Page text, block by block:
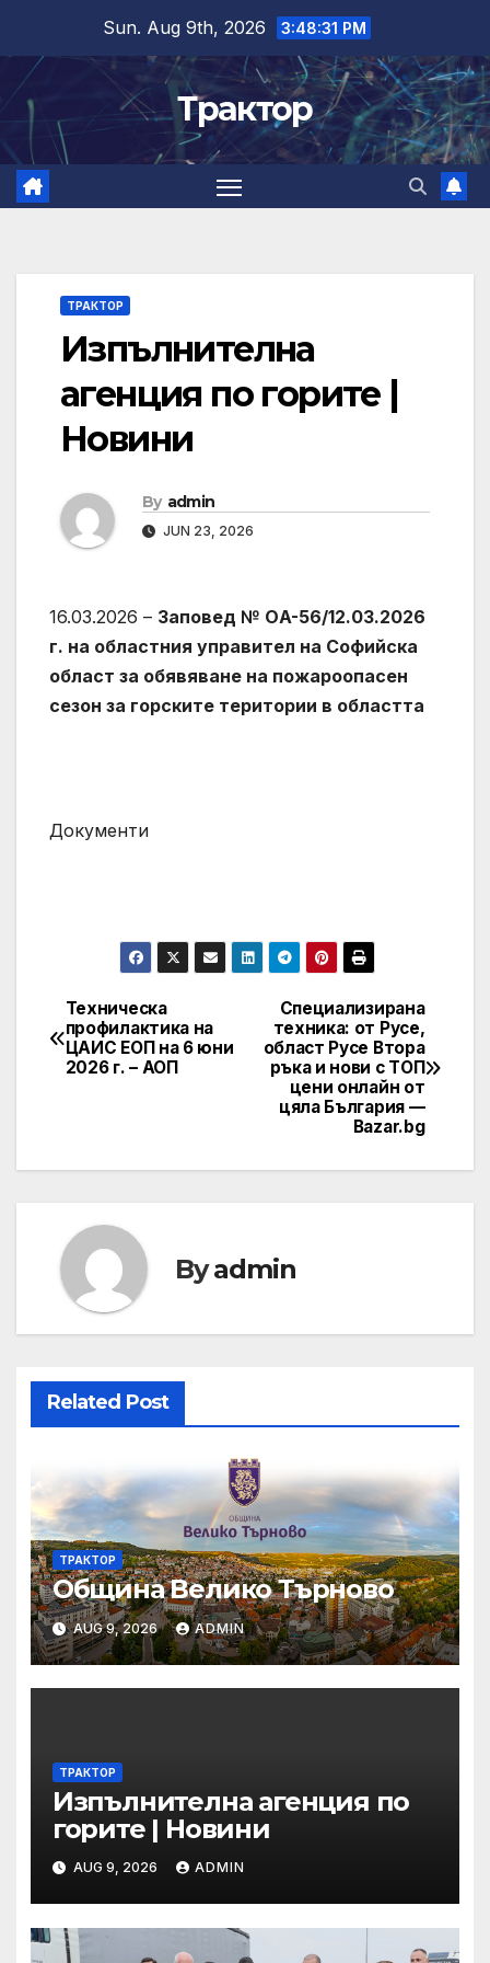
content
Sun. Aug 9th, 2026 3:48:31 PM
Трактор
ТРАКТОР
Изпълнителна
агенция по горите |
Новини
By admin
JUN 23, 2026
16.03.2026 – Заповед № ОA-56/12.03.2026
г. на областния управител на Софийска
област за обявяване на пожароопасен
сезон за горските територии в областта
Документи
Post
navigation
Специализирана
техника: от Русе,
област Русе Втора
ръка и нови с ТОП
цени онлайн от
цяла България —
Bazar.bg
Техническа
профилактика на
ЦАИС ЕОП на 6 юни
2026 г. – АОП
Byadmin
Related Post
ТРАКТОР
Община Велико Търново
AUG 9, 2026 ADMIN
ТРАКТОР
Изпълнителна агенция по
горите | Новини
AUG 9, 2026 ADMIN